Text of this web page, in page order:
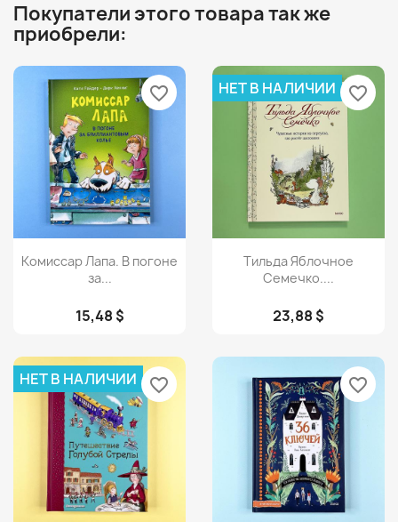
Покупатели этого товара так же
приобрели:
Просмотр
Комиссар Лапа. В погоне
за...
15,48 $
favorite_border
Просмотр
Тильда Яблочное
Семечко....
23,88 $
НЕТ В НАЛИЧИИ favorite_border
НЕТ В НАЛИЧИИ favorite_border favorite_border